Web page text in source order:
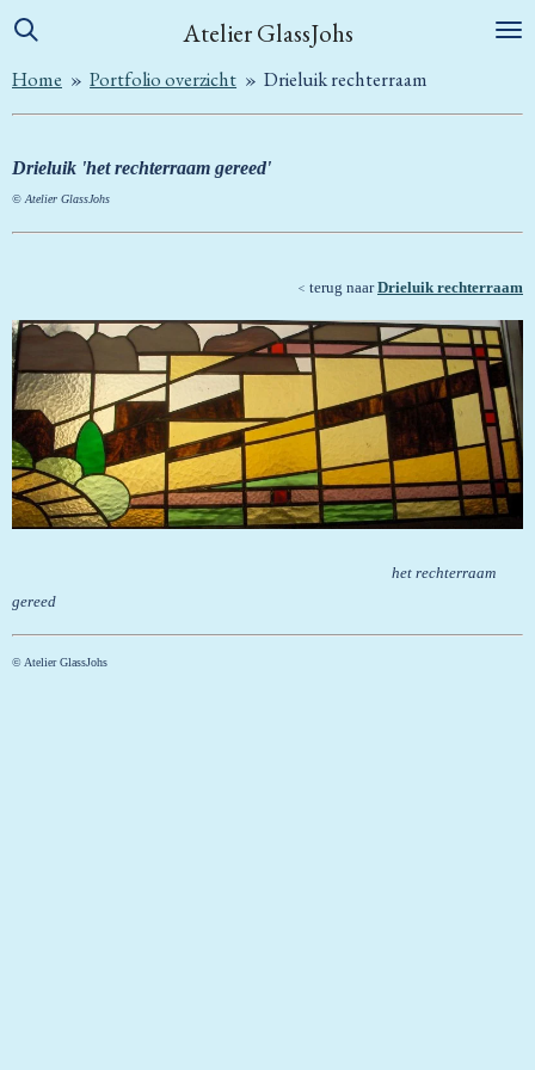
Ga
naar
de
Atelier GlassJohs
Home » Portfolio overzicht » Drieluik rechterraam
Drieluik 'het rechterraam gereed'
© Atelier GlassJohs
< terug naarDrieluik rechterraam
het rechterraam
gereed
© Atelier GlassJohs